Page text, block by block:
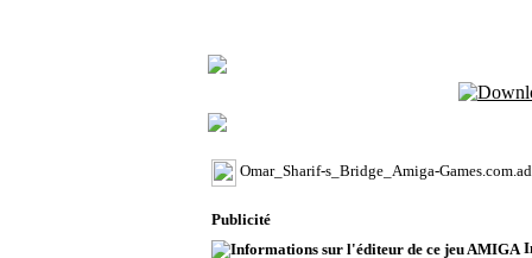
Omar_Sharif-s_Bridge_Amiga-
Publicité